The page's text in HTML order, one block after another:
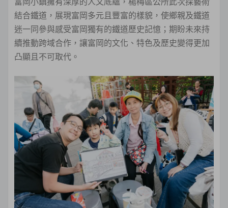
結合鐵道，展現富岡多元且豐富的樣貌，使鄉親及鐵道
迷一同參與感受富岡獨有的鐵道歷史記憶；期盼未來持
續推動跨域合作，讓富岡的文化、特色及歷史變得更加
凸顯且不可取代。